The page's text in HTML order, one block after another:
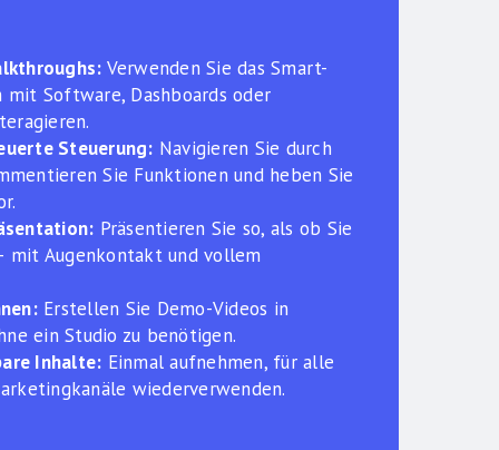
Verwenden Sie das Smart-
Software, Dashboards oder
Steuerung: Navigieren Sie durch
Sie Funktionen und heben Sie
Präsentieren Sie so, als ob Sie
mit Augenkontakt und vollem
Erstellen Sie Demo-Videos in
ein Studio zu benötigen.
Inhalte: Einmal aufnehmen, für alle
wiederverwenden.